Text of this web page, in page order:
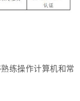
练操作计算机和常